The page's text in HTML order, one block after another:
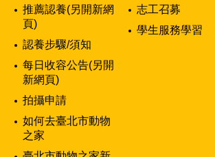
推薦認養(另開新網
頁)
認養步驟/須知
每日收容公告(另開
新網頁)
拍攝申請
如何去臺北市動物
之家
志工召募
學生服務學習